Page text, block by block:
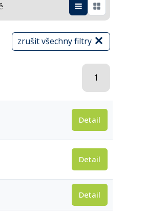
zrušit všechny filtry
1
Detail
Detail
Detail